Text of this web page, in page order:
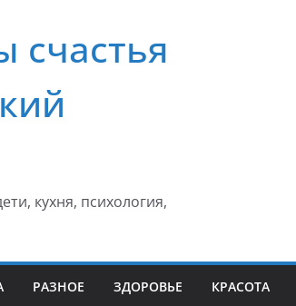
счастья
кухня, психология,
РАЗНОЕ ЗДОРОВЬЕ КРАСОТА